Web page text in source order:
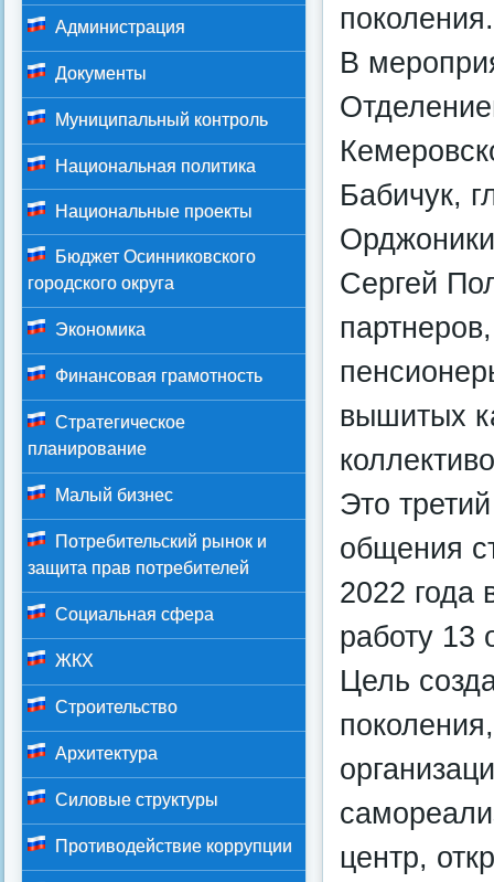
поколения.
В
Бабичук,
Сергей
вышитых
Это
общения
2022 года
работу 13
Цель
центр,
Администрация
Документы
Муниципальный контроль
Национальная политика
Национальные проекты
Бюджет Осинниковского
городского округа
Экономика
Финансовая грамотность
Стратегическое
планирование
Малый бизнес
Потребительский рынок и
защита прав потребителей
Социальная сфера
ЖКХ
Строительство
Архитектура
Силовые структуры
Противодействие коррупции